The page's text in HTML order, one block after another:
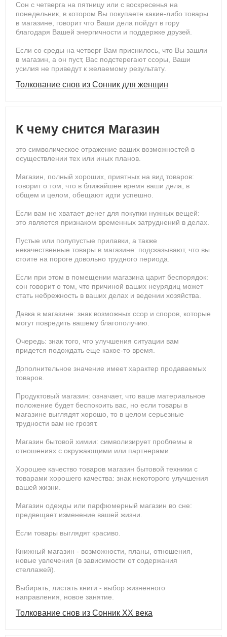
Сон с четверга на пятницу или с воскресенья на
понедельник, в котором Вы покупаете какие-либо товары
в магазине, говорит что Ваши дела пойдут в гору
благодаря Вашей энергичности и поддержке друзей.
Если со среды на четверг Вам приснилось, что Вы зашли
в магазин, а он пуст, Вас подстерегают ссоры, Ваши
усилия не приведут к желаемому результату.
Толкование снов из Сонник для женщин
К чему снится Магазин
это символическое отражение ваших возможностей в
осуществлении тех или иных планов.
Магазин, полный хороших, приятных на вид товаров:
говорит о том, что в ближайшее время ваши дела, в
общем и целом, обещают идти успешно.
Если вам не хватает денег для покупки нужных вещей:
это является признаком временных затруднений в делах.
Пустые или полупустые прилавки, а также
некачественные товары в магазине: подсказывают, что вы
стоите на пороге довольно трудного периода.
Если при этом в помещении магазина царит беспорядок:
сон говорит о том, что причиной ваших неурядиц может
стать небрежность в ваших делах и ведении хозяйства.
Давка в магазине: знак возможных ссор и споров, которые
могут повредить вашему благополучию.
Очередь: знак того, что улучшения ситуации вам
придется подождать еще какое-то время.
Дополнительное значение имеет характер продаваемых
товаров.
Продуктовый магазин: означает, что ваше материальное
положение будет беспокоить вас, но если товары в
магазине выглядят хорошо, то в целом серьезные
трудности вам не грозят.
Магазин бытовой химии: символизирует проблемы в
отношениях с окружающими или партнерами.
Хорошее качество товаров магазин бытовой техники с
товарами хорошего качества: знак некоторого улучшения
вашей жизни.
Магазин одежды или парфюмерный магазин во сне:
предвещает изменение вашей жизни.
Если товары выглядят красиво.
Книжный магазин - возможности, планы, отношения,
новые увлечения (в зависимости от содержания
стеллажей).
Выбирать, листать книги - выбор жизненного
направления, новое занятие.
Толкование снов из Сонник ХХ века